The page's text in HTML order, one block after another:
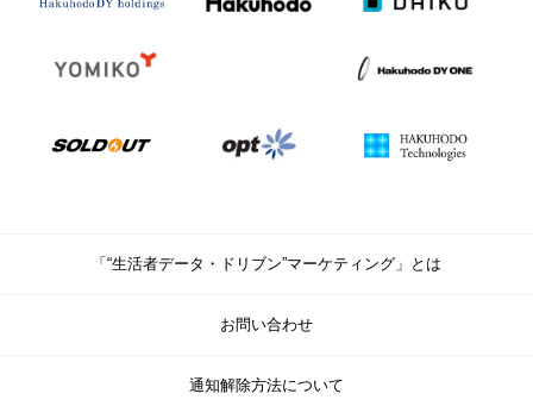
「“生活者データ・ドリブン”マーケティング」とは
お問い合わせ
通知解除方法について